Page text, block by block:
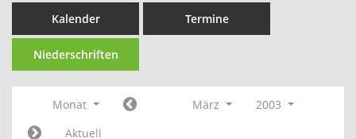
Kalender Termine
Niederschriften
Monat März
2003
Aktuell